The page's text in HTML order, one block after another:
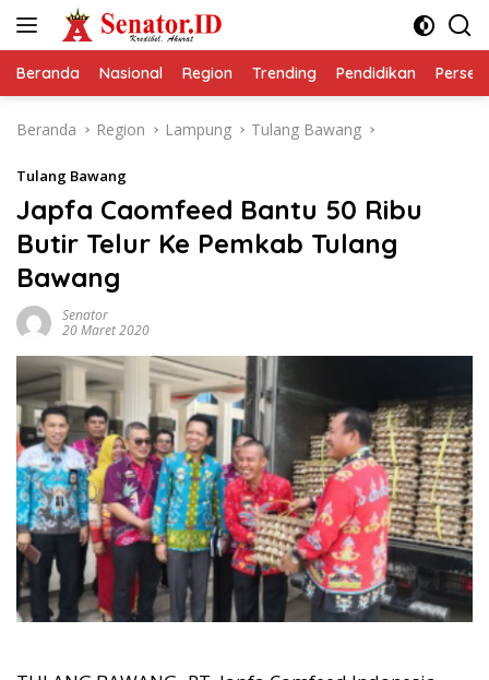
Beranda Nasional Region Trending Pendidikan
Beranda Region Lampung Tulang Bawang
Tulang Bawang
Japfa Caomfeed Bantu 50 Ribu
Butir Telur Ke Pemkab Tulang
Bawang
Senator
20 Maret 2020